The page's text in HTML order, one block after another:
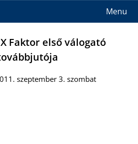
Menu
Faktor első válogató
szeptember 3. szombat